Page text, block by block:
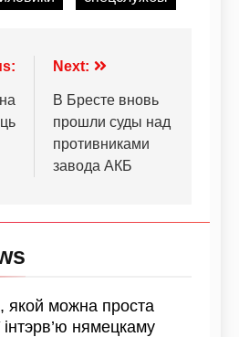
Next:
В Бресте вновь
прошли суды над
противниками
завода АКБ
можна проста
нямецкаму